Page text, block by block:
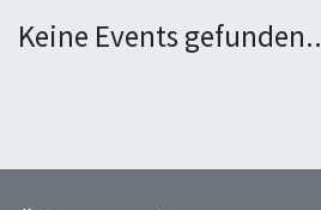
Keine Events gefunden..